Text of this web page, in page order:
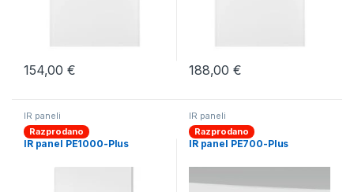
154,00€ 188,00€
IR paneli
Razprodano
IR panel PE1000-Plus
IR paneli
Razprodano
IR panel PE700-Plus